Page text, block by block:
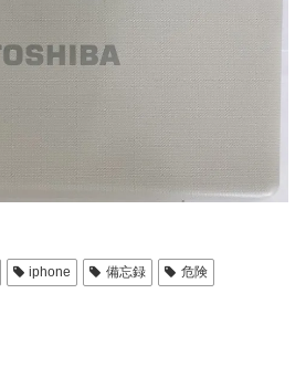
iphone 備忘録
危険